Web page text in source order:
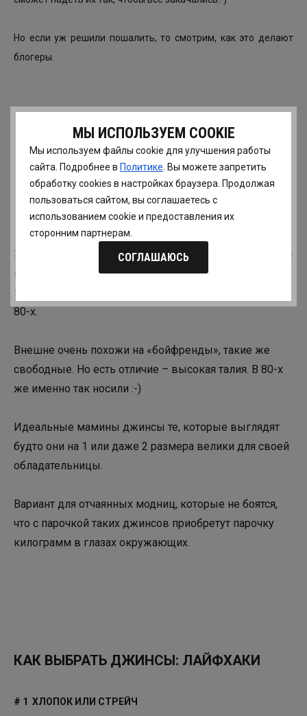
МЫ ИСПОЛЬЗУЕМ COOKIE
Мы используем файлы cookie для улучшения работы
сайта. Подробнее в Политике . Вы можете запретить
обработку сookies в настройках браузера. Продолжая
пользоваться сайтом, вы соглашаетесь с
использованием cookie и предоставления их
сторонним партнерам.
СОГЛАШАЮСЬ
Но если уж решили пошалить, то смотрим, как это делают
блогеры.
MOM JEANS
Знаменитые «мамины» джинсы выглядят так, словно
их реально достали из каких-то маминых старых
80-х.
Внешне очень похожи на «бойфренды», такие же
свободные. Но есть отличие – высокая талия. В 80-х
же именно так носили :-)
Идеальные мамины джинсы те, которые выглядят
будто они на 1 или даже 2 размера велики для своей
обладательницы.
Вариант для отчаянных модниц, которые не боятся,
что с парочкой таких джинсов приобретут парочку
килограмм в глазах окружающих.
КАК ВЫБРАТЬ ДЖИНСЫ: ЛАЙФХАКИ
# 1 ХЛОПОК ИЛИ СТРЕЙЧ